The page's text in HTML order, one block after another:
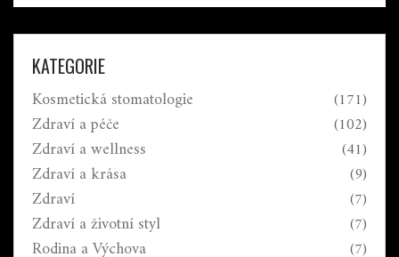
KATEGORIE
Kosmetická stomatologie (171)
Zdraví a péče (102)
Zdraví a wellness (41)
Zdraví a krása (9)
Zdraví (7)
Zdraví a životní styl (7)
Rodina a Výchova (7)